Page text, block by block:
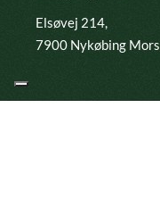
Elsøvej 214,
​7900 Nykøbing Mors